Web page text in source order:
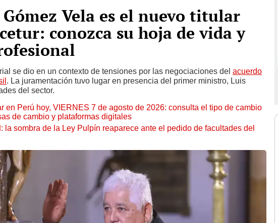
Vela es el nuevo titular
conozca su hoja de vida y
se dio en un contexto de tensiones por las negociaciones del acuerdo
. La juramentación tuvo lugar en presencia del primer ministro, Luis
del sector.
en Perú hoy, VIERNES 7 de agosto de 2026: consulta el tipo de cambio
de cambio y plataformas digitales
la sombra de la Ley Pulpín reaparece ante el pedido de facultades del